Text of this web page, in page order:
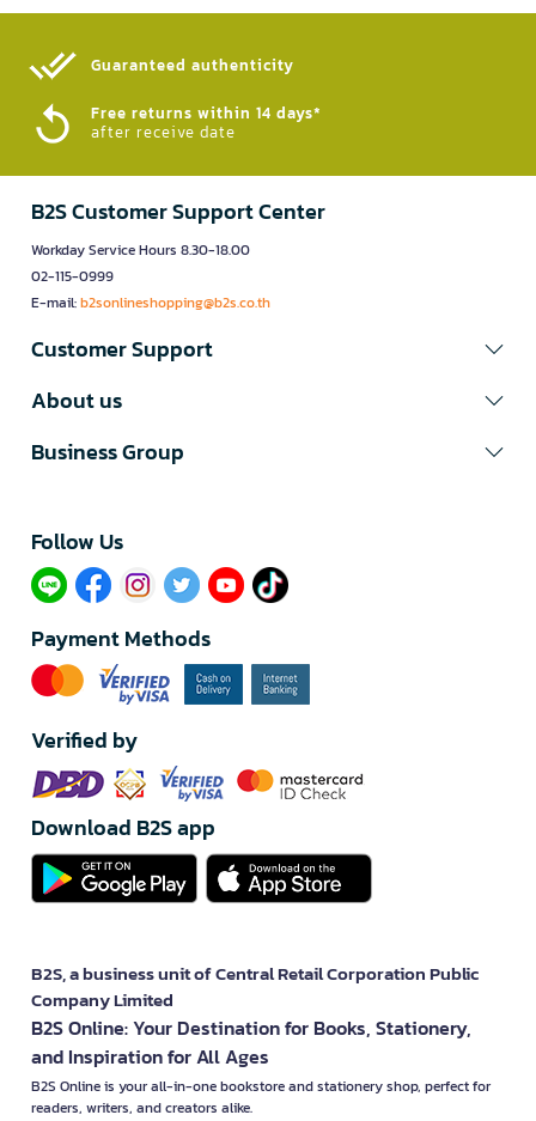
Guaranteed authenticity​
Free returns within 14 days*
after receive date
B2S Customer Support Center
Workday Service Hours 8.30-18.00
02-115-0999
E-mail:b2sonlineshopping@b2s.co.th
Customer Support
About us
Business Group
Follow Us​
Payment Methods
Verified by
Download B2S app
B2S, a business unit of Central Retail Corporation Public
Company Limited
B2S Online: Your Destination for Books, Stationery,
and Inspiration for All Ages
B2S Online is your all-in-one bookstore and stationery shop, perfect for
readers, writers, and creators alike.